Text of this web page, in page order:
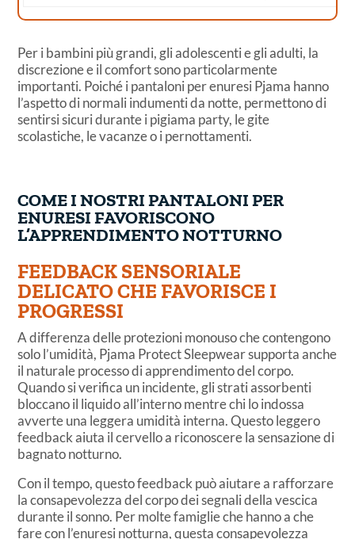
Per i bambini più grandi, gli adolescenti e gli adulti, la
discrezione e il comfort sono particolarmente
importanti. Poiché i pantaloni per enuresi Pjama hanno
l’aspetto di normali indumenti da notte, permettono di
sentirsi sicuri durante i pigiama party, le gite
scolastiche, le vacanze o i pernottamenti.
COME I NOSTRI PANTALONI PER
ENURESI FAVORISCONO
L’APPRENDIMENTO NOTTURNO
FEEDBACK SENSORIALE
DELICATO CHE FAVORISCE I
PROGRESSI
A differenza delle protezioni monouso che contengono
solo l’umidità, Pjama Protect Sleepwear supporta anche
il naturale processo di apprendimento del corpo.
Quando si verifica un incidente, gli strati assorbenti
bloccano il liquido all’interno mentre chi lo indossa
avverte una leggera umidità interna. Questo leggero
feedback aiuta il cervello a riconoscere la sensazione di
bagnato notturno.
Con il tempo, questo feedback può aiutare a rafforzare
la consapevolezza del corpo dei segnali della vescica
durante il sonno. Per molte famiglie che hanno a che
fare con l’enuresi notturna, questa consapevolezza